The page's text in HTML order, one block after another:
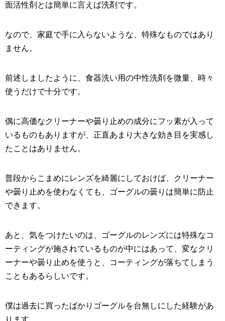
面活性剤とは簡単に言えば洗剤です。
なので、家庭で手に入らないような、特殊なものではあり
ません。
前述しましたように、食器洗い用の中性洗剤を微量、時々
使うだけで十分です。
偶に高価なクリーナーや曇り止めの成分にフッ素が入って
いるものもありますが、正直あまり大きな効き目を実感し
たことはありません。
普段からこまめにレンズを綺麗にしておけば、クリーナー
や曇り止めを使わなくても、ゴーグルの曇りは簡単に防止
できます。
あと、気をつけたいのは、ゴーグルのレンズには特殊なコ
ーティングが施されているものが中にはあって、変なクリ
ーナーや曇り止めを使うと、コーティングが落ちてしまう
こともあるらしいです。
僕は過去に買ったばかりゴーグルを台無しにした経験があ